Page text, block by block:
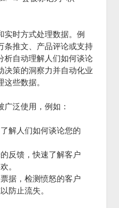
实时方式处理数据。例
条推文、产品评论或支持
析自动理解人们如何谈论
决策的洞察力并自动化业
些数据。
泛使用，例如：
解人们如何谈论您的
反馈，快速了解客户
。
据，检测愤怒的客户
防止流失。